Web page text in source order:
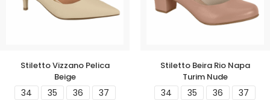
Stiletto Vizzano Pelica
Beige
34 35 36
37
Stiletto Beira Rio Napa
Turim Nude
34 35 36
37